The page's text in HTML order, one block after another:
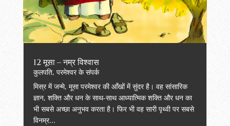
12 मूसा – नम्र विश्वास
कुलपति, परमेश्वर के संपर्क
मिस्र में जन्मे, मूसा परमेश्वर की आँखों में सुंदर है। वह सांसारिक
ज्ञान, शक्ति और धन के साथ-साथ आध्यात्मिक शक्ति और धन का
भी सबसे अच्छा अनुभव करता है। फिर भी वह सारी पृथ्वी पर सबसे
विनम्र...